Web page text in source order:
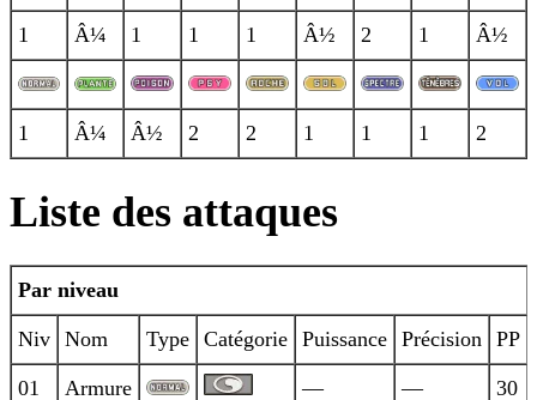
1 Â¼ 1 1 1 Â½ 2 1 Â½
1 Â¼ Â½ 2 2 1 1 1 2
Liste des attaques
Par niveau
Niv Nom Type Catégorie Puissance Précision PP
01 Armure — — 30